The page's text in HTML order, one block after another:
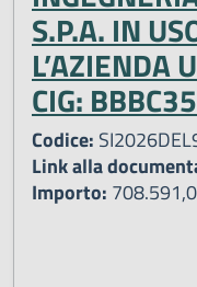
S.P.A. IN
L’AZIENDA
CIG:
Codice:
Link alla
Importo: